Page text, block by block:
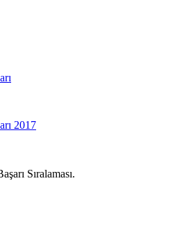
2017
Sıralaması.